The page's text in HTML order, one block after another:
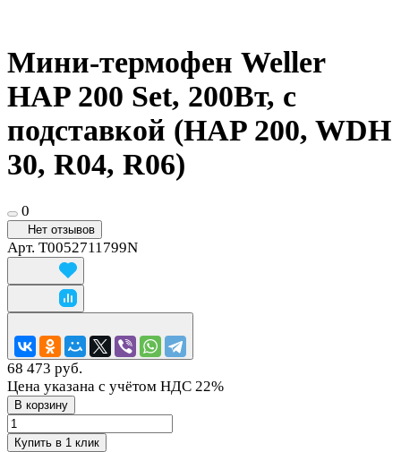
Мини-термофен Weller
HAP 200 Set, 200Вт, с
подставкой (HAP 200, WDH
30, R04, R06)
0
Нет отзывов
Арт. T0052711799N
68 473 руб.
Цена указана с учётом НДС 22%
В корзину
Купить в 1 клик